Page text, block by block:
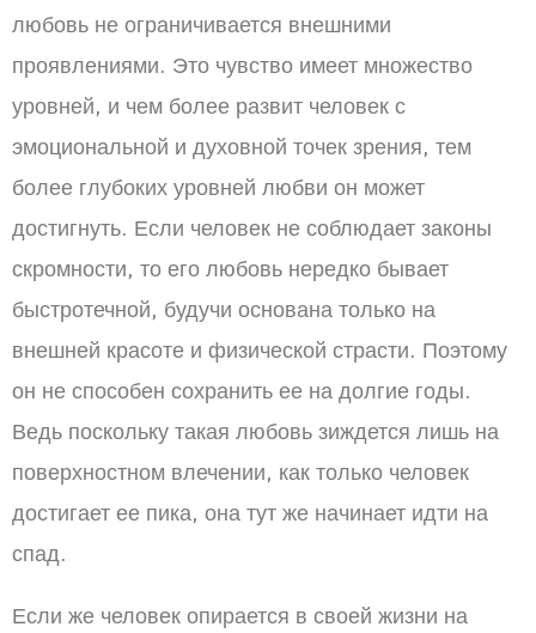
любовь не ограничивается внешними
проявлениями. Это чувство имеет множество
уровней, и чем более развит человек с
эмоциональной и духовной точек зрения, тем
более глубоких уровней любви он может
достигнуть. Если человек не соблюдает законы
скромности, то его любовь нередко бывает
быстротечной, будучи основана только на
внешней красоте и физической страсти. Поэтому
он не способен сохранить ее на долгие годы.
Ведь поскольку такая любовь зиждется лишь на
поверхностном влечении, как только человек
достигает ее пика, она тут же начинает идти на
спад.
Если же человек опирается в своей жизни на